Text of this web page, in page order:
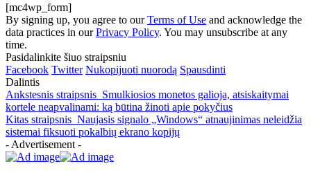
[mc4wp_form]
By signing up, you agree to ourTerms of Use and acknowledge the
data practices in ourPrivacy Policy. You may unsubscribe at any
time.
Pasidalinkite šiuo straipsniu
Facebook Twitter Nukopijuoti nuorodą Spausdinti
Dalintis
Ankstesnis straipsnis Smulkiosios monetos galioja, atsiskaitymai
kortele neapvalinami: ką būtina žinoti apie pokyčius
Kitas straipsnis Naujasis signalo „Windows“ atnaujinimas neleidžia
sistemai fiksuoti pokalbių ekrano kopijų
- Advertisement -